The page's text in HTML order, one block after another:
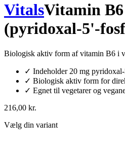
VitalsVitamin
(pyridoxal-5'-
Biologisk aktiv form af vitamin B6 i
✓ Indeholder 20 mg
✓ Biologisk aktiv form for
✓ Egnet til vegetarer og
216,00 kr.
Vælg din variant